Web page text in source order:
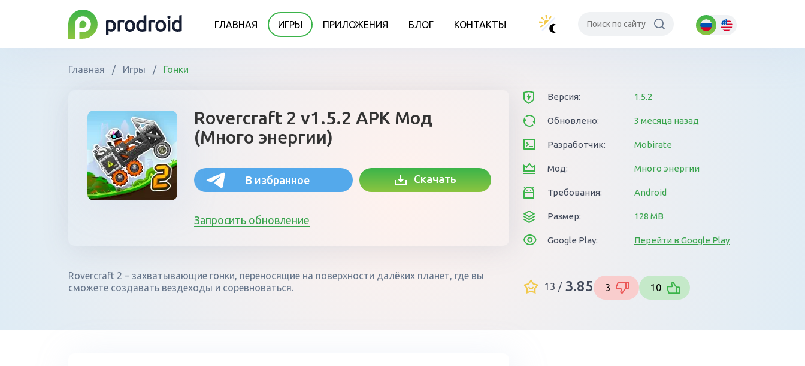
ГЛАВНАЯ ИГРЫ ПРИЛОЖЕНИЯ БЛОГ КОНТАКТЫ
Главная / Игры / Гонки
Rovercraft 2 v1.5.2 APK Мод
(Много энергии)
В избранное Скачать
Запросить обновление
Rovercraft 2 – захватывающие гонки, переносящие на поверхности далёких планет, где вы
сможете создавать вездеходы и соревноваться.
Версия: 1.5.2
Обновлено: 3 месяца назад
Разработчик: Mobirate
Мод: Много энергии
Требования: Android
Размер: 128 MB
Google Play: Перейти в Google Play
13 / 3.85 3 10